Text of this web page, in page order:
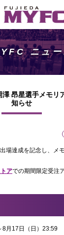
ニュ
昂星選手メモリ
知らせ
場達成を記念し、メ
アでの期間限定受注
8月17日（日）23:59